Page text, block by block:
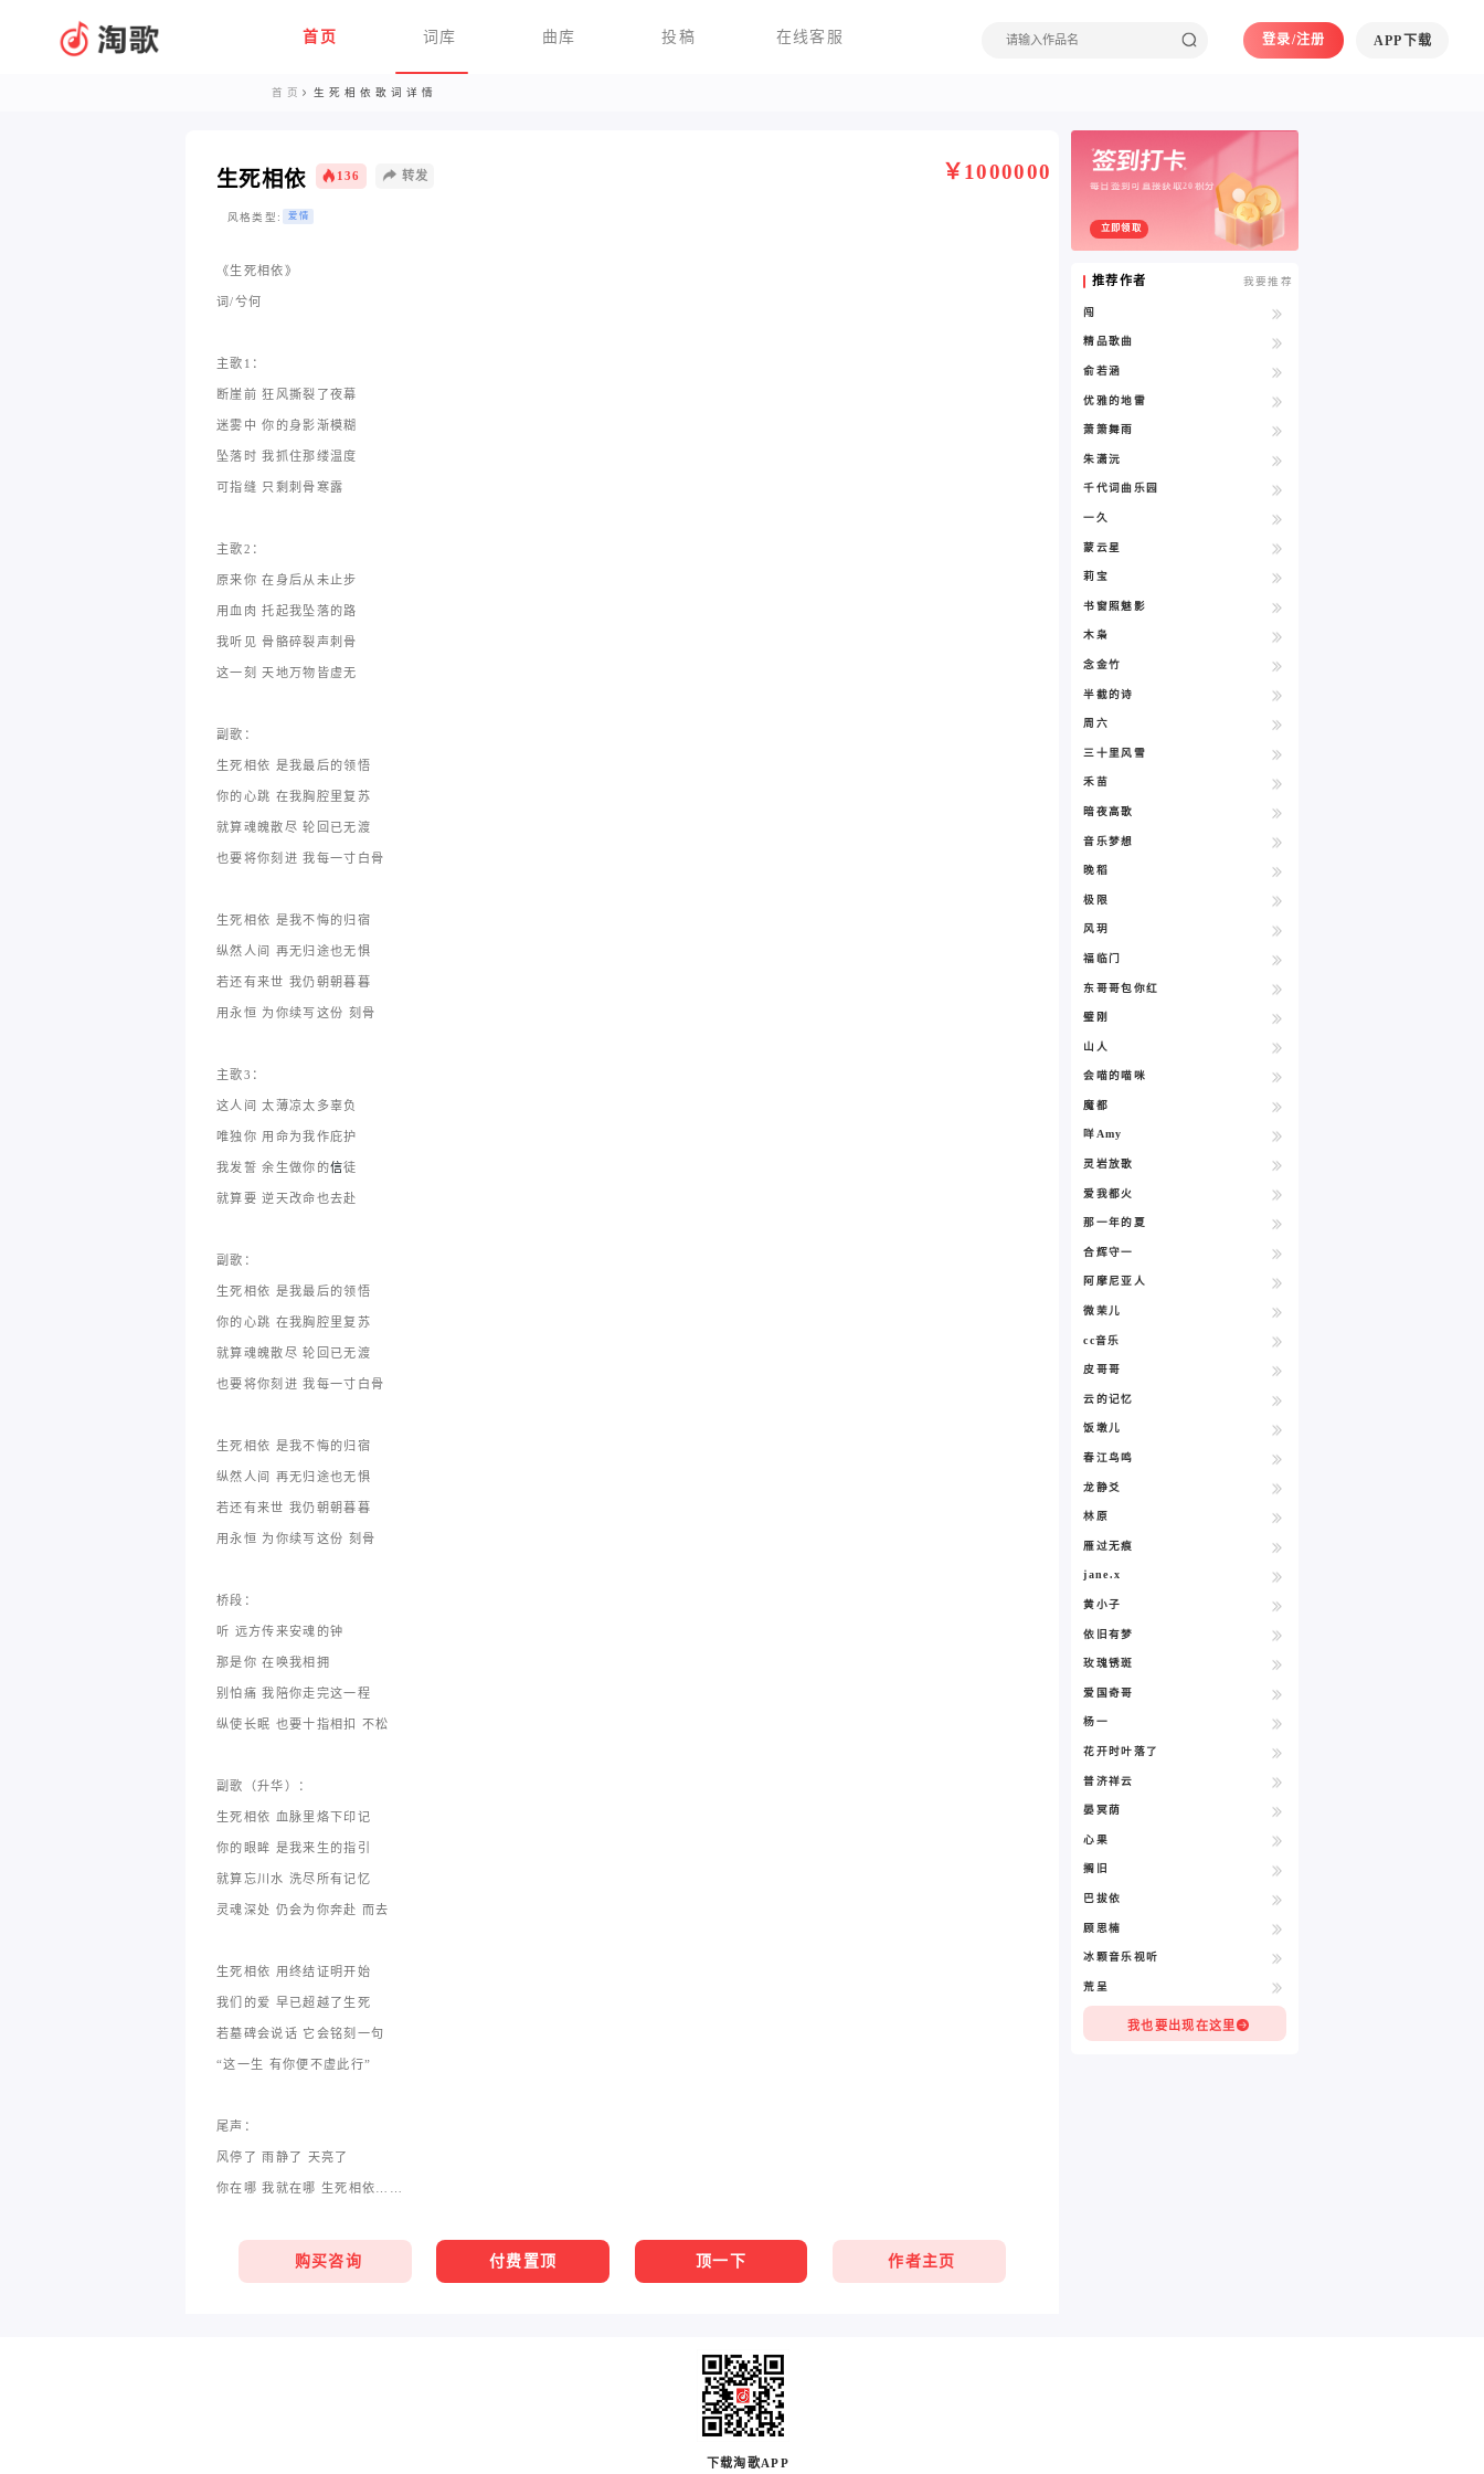
首页 词库 曲库 投稿 在线客服 登录/注册 APP下载
首页 生死相依歌词详情
生死相依 136 转发 ￥1000000
风格类型: 爱情
《生死相依》
词/兮何
主歌1：
断崖前 狂风撕裂了夜幕
迷雾中 你的身影渐模糊
坠落时 我抓住那缕温度
可指缝 只剩刺骨寒露
主歌2：
原来你 在身后从未止步
用血肉 托起我坠落的路
我听见 骨骼碎裂声刺骨
这一刻 天地万物皆虚无
副歌：
生死相依 是我最后的领悟
你的心跳 在我胸腔里复苏
就算魂魄散尽 轮回已无渡
也要将你刻进 我每一寸白骨
生死相依 是我不悔的归宿
纵然人间 再无归途也无惧
若还有来世 我仍朝朝暮暮
用永恒 为你续写这份 刻骨
主歌3：
这人间 太薄凉太多辜负
唯独你 用命为我作庇护
我发誓 余生做你的信徒
就算要 逆天改命也去赴
副歌：
生死相依 是我最后的领悟
你的心跳 在我胸腔里复苏
就算魂魄散尽 轮回已无渡
也要将你刻进 我每一寸白骨
生死相依 是我不悔的归宿
纵然人间 再无归途也无惧
若还有来世 我仍朝朝暮暮
用永恒 为你续写这份 刻骨
桥段：
听 远方传来安魂的钟
那是你 在唤我相拥
别怕痛 我陪你走完这一程
纵使长眠 也要十指相扣 不松
副歌（升华）：
生死相依 血脉里烙下印记
你的眼眸 是我来生的指引
就算忘川水 洗尽所有记忆
灵魂深处 仍会为你奔赴 而去
生死相依 用终结证明开始
我们的爱 早已超越了生死
若墓碑会说话 它会铭刻一句
“这一生 有你便不虚此行”
尾声：
风停了 雨静了 天亮了
你在哪 我就在哪 生死相依……
购买咨询 付费置顶 顶一下 作者主页
每日签到可直接获取20积分
立即领取
推荐作者 我要推荐
闯
精品歌曲
俞若涵
优雅的地雷
萧箫舞雨
朱潇沅
千代词曲乐园
一久
蒙云星
莉宝
书窗照魅影
木枭
念金竹
半截的诗
周六
三十里风雪
禾苗
暗夜高歌
音乐梦想
晚稻
极限
风玥
福临门
东哥哥包你红
璧刚
山人
会喵的喵咪
魔都
咩Amy
灵岩放歌
爱我都火
那一年的夏
合辉守一
阿摩尼亚人
微茉儿
cc音乐
皮哥哥
云的记忆
饭墩儿
春江鸟鸣
龙静爻
林原
雁过无痕
jane.x
黄小子
依旧有梦
玫瑰锈斑
爱国奇哥
杨一
花开时叶落了
普济祥云
晏冥荫
心果
搁旧
巴拔依
顾思楠
冰颗音乐视听
荒呈
我也要出现在这里
下载淘歌APP